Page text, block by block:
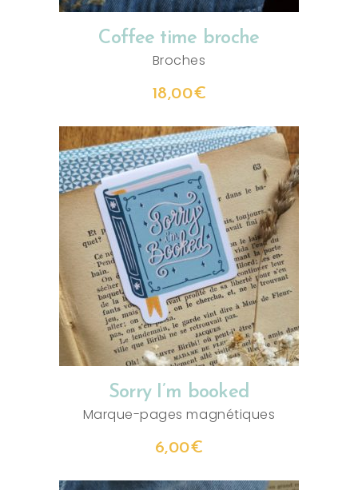
Coffee time broche
Broches
18,00€
AJOUTER AU PANIER
Sorry I’m booked
Marque-pages magnétiques
6,00€